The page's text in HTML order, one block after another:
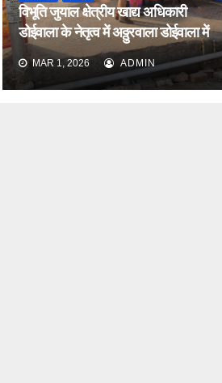
विभूति जुयाल क्षेत्रीय खाद्य अधिकारी
डोईवाला के नेतृत्व में अठ्ठुरवाला डोईवाला में
औचक निरीक्षण किया
MAR 1, 2026 ADMIN